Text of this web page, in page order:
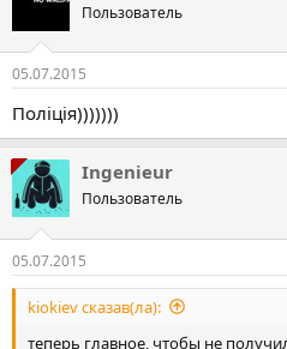
Пользователь
05.07.2015
Поліція)))))))
Ingenieur
Пользователь
05.07.2015
kiokiev сказав(ла):
теперь главное, чтобы не